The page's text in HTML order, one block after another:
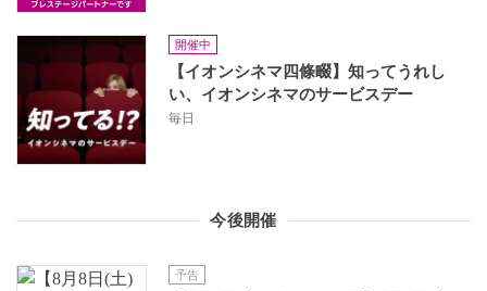
開催中
【イオンシネマ四條畷】知ってうれし
い、イオンシネマのサービスデー
毎日
今後開催
予告